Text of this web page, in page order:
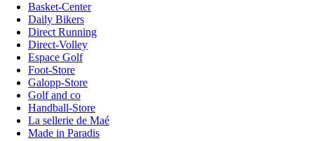
Basket-Center
Daily Bikers
Direct Running
Direct-Volley
Espace Golf
Foot-Store
Galopp-Store
Golf and co
Handball-Store
La sellerie de Maé
Made in Paradis